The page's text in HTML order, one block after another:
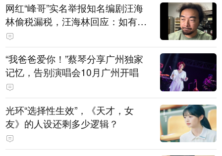
网红“峰哥”实名举报知名编剧汪海
林偷税漏税，汪海林回应：如有违
法行为，相关机构自会进行评判和
处理，清者自清，无需一一回应
“我爸爸爱你！”蔡琴分享广州独家
记忆，告别演唱会10月广州开唱
光环“选择性生效”，《天才，女
友》的人设还剩多少逻辑？